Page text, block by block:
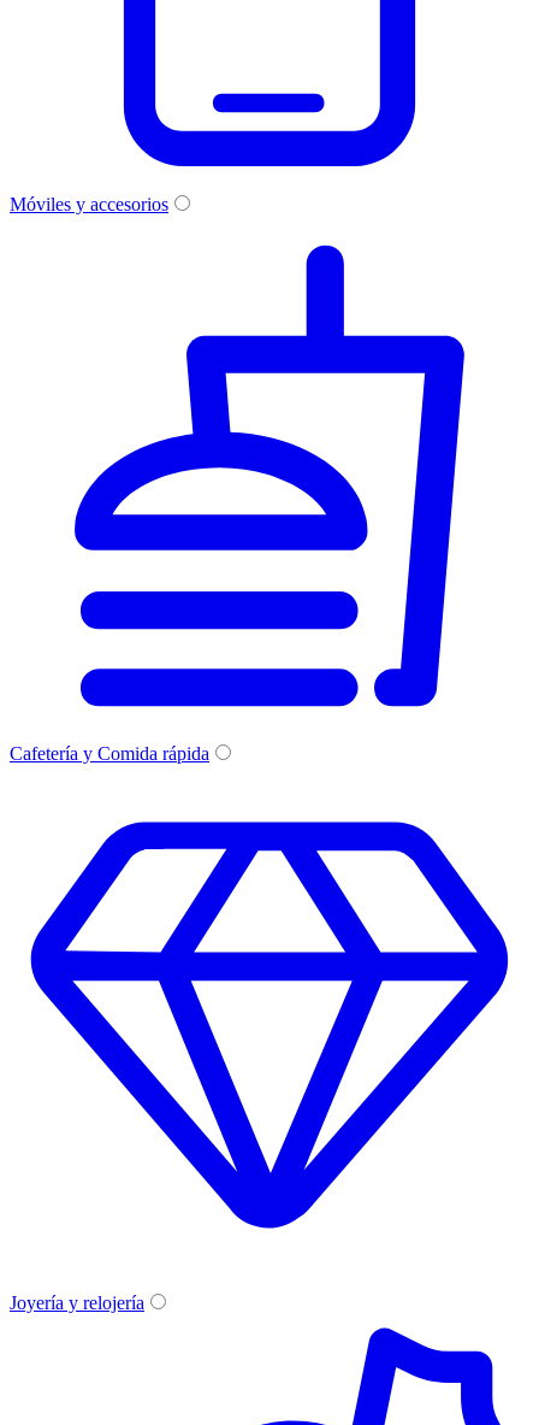
Móviles y accesorios
Cafetería y Comida rápida
Joyería y relojería